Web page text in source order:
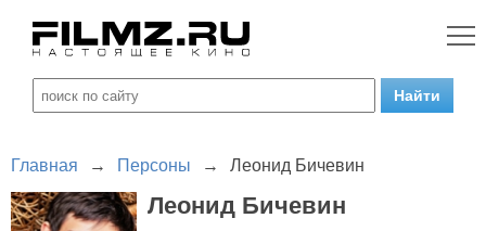
Главная → Персоны → Леонид Бичевин
Леонид Бичевин